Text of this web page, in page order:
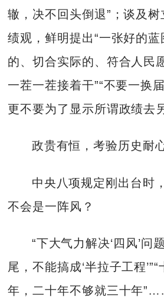
辙，决不回头倒退”；谈及
绩观，鲜明提出“一张好的
的、切合实际的、符合人民
一茬一茬接着干”“不要一换
更不要为了显示所谓政绩去
政贵有恒，考验历史耐
中央八项规定刚出台时
不会是一阵风？
“下大气力解决‘四风’问
尾，不能搞成‘半拉子工程
年，二十年不够就三十年